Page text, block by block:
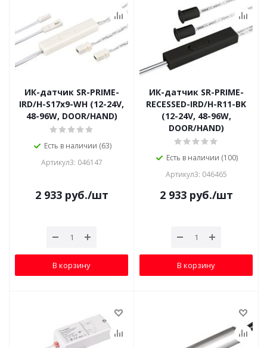
ИК-датчик SR-PRIME-
IRD/H-S17х9-WH (12-24V,
48-96W, DOOR/HAND)
Есть в наличии (63)
Артикул3: 046147
2 933руб./шт
В корзину
ИК-датчик SR-PRIME-
RECESSED-IRD/H-R11-BK
(12-24V, 48-96W,
DOOR/HAND)
Есть в наличии (100)
Артикул3: 046465
2 933руб./шт
В корзину